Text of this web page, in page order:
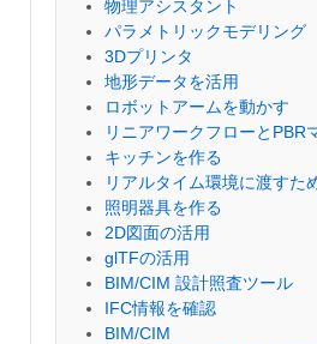
物理アシスタント
パラメトリックモデリング
3Dプリンタ
地形データを活用
ロボットアームを動かす
リニアワークフローとPBR
キッチンを作る
リアルタイム環境に渡すた
照明器具を作る
2D図面の活用
glTFの活用
BIM/CIM 設計照査ツール
IFC情報を確認
BIM/CIM